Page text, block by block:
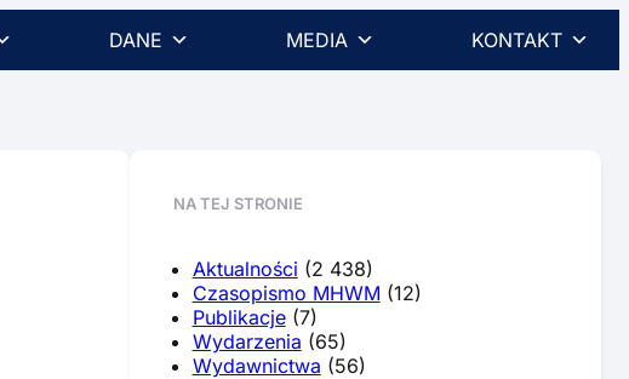
DANE MEDIA KONTAKT
NA TEJ STRONIE
Aktualności (2 438)
Czasopismo MHWM (12)
Publikacje(7)
Wydarzenia (65)
Wydawnictwa (56)